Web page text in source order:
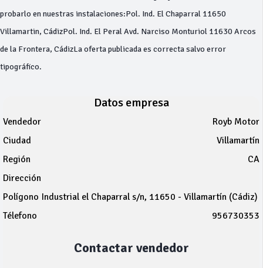
probarlo en nuestras instalaciones:Pol. Ind. El Chaparral 11650
Villamartin, CádizPol. Ind. El Peral Avd. Narciso Monturiol 11630 Arcos
de la Frontera, CádizLa oferta publicada es correcta salvo error
tipográfico.
Datos empresa
Vendedor
Royb Motor
Ciudad
Villamartín
Región
CA
Dirección
Polígono Industrial el Chaparral s/n, 11650 - Villamartín (Cádiz)
Télefono
956730353
Contactar vendedor